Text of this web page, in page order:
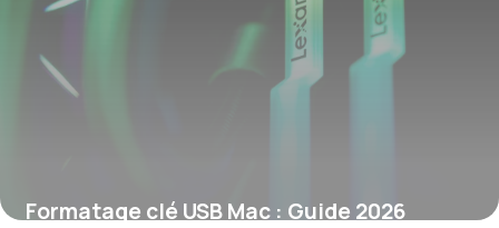
Formatage clé USB Mac : Guide 2026